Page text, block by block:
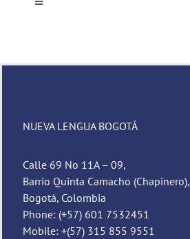
Toggle
NUEVA LENGUA BOGOTÁ
Calle 69 No 11A – 09,
Barrio Quinta Camacho (Chapinero),
Bogotá, Colombia
Phone: (+57) 601 7532451
Mobile: +(57) 315 855 9551